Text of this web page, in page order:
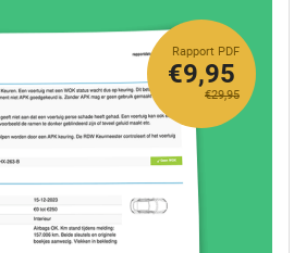
Rapport PDF
€29,95
€9,95